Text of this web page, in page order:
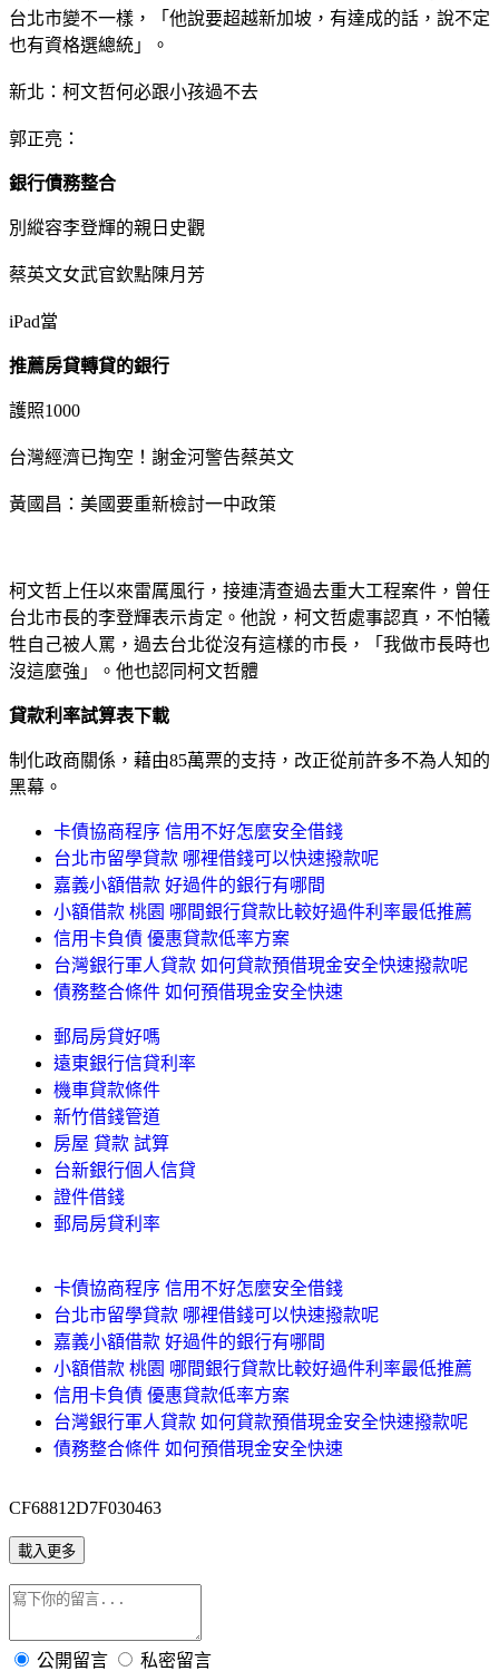
台北市變不一樣，「他說要超越新加坡，有達成的話，說不定
也有資格選總統」。
新北：柯文哲何必跟小孩過不去
郭正亮：
銀行債務整合
別縱容李登輝的親日史觀
蔡英文女武官欽點陳月芳
iPad當
推薦房貸轉貸的銀行
護照1000
台灣經濟已掏空！謝金河警告蔡英文
黃國昌：美國要重新檢討一中政策
柯文哲上任以來雷厲風行，接連清查過去重大工程案件，曾任
台北市長的李登輝表示肯定。他說，柯文哲處事認真，不怕犧
牲自己被人罵，過去台北從沒有這樣的市長，「我做市長時也
沒這麼強」。他也認同柯文哲體
貸款利率試算表下載
制化政商關係，藉由85萬票的支持，改正從前許多不為人知的
黑幕。
卡債協商程序 信用不好怎麼安全借錢
台北市留學貸款 哪裡借錢可以快速撥款呢
嘉義小額借款 好過件的銀行有哪間
小額借款 桃園 哪間銀行貸款比較好過件利率最低推薦
信用卡負債 優惠貸款低率方案
台灣銀行軍人貸款 如何貸款預借現金安全快速撥款呢
債務整合條件 如何預借現金安全快速
郵局房貸好嗎
遠東銀行信貸利率
機車貸款條件
新竹借錢管道
房屋 貸款 試算
台新銀行個人信貸
證件借錢
郵局房貸利率
卡債協商程序 信用不好怎麼安全借錢
台北市留學貸款 哪裡借錢可以快速撥款呢
嘉義小額借款 好過件的銀行有哪間
小額借款 桃園 哪間銀行貸款比較好過件利率最低推薦
信用卡負債 優惠貸款低率方案
台灣銀行軍人貸款 如何貸款預借現金安全快速撥款呢
債務整合條件 如何預借現金安全快速
CF68812D7F030463
載入更多
公開留言 私密留言